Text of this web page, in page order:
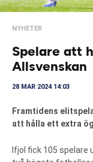
NYHETER
Spelare att
Allsvenskan
28 MAR 2024 14:03
Framtidens
att hålla ett extra
Ifjol fick 105 spelare